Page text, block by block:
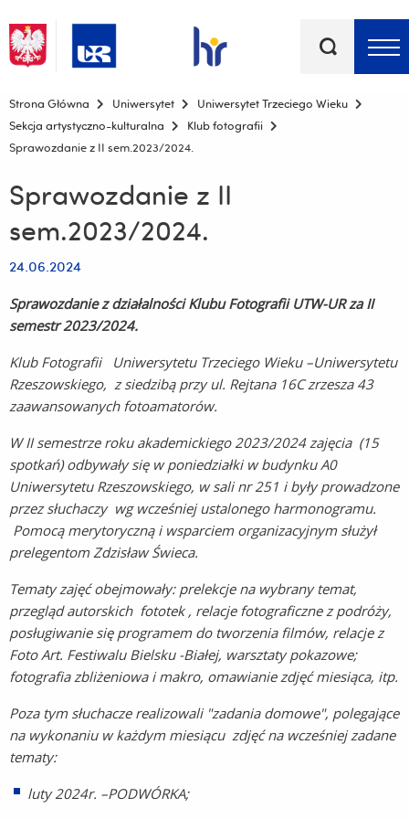
kluczowe
Menu - górna belka
Strona Główna Uniwersytet
Uniwersytet Trzeciego Wieku
Sekcja artystyczno-kulturalna
Klub fotografii
Sprawozdanie z II sem.2023/2024.
Sprawozdanie z II
sem.2023/2024.
24.06.2024
Sprawozdanie z działalności Klubu Fotografii UTW-URza II
semestr 2023/2024.
Klub Fotografii Uniwersytetu Trzeciego Wieku –Uniwersytetu
Rzeszowskiego, z siedzibą przy ul. Rejtana 16C zrzesza 43
zaawansowanych fotoamatorów.
W II semestrze roku akademickiego 2023/2024 zajęcia (15
spotkań) odbywały się w poniedziałki w budynku A0
Uniwersytetu Rzeszowskiego, w sali nr 251 i były prowadzone
przez słuchaczy wg wcześniej ustalonego harmonogramu.
Pomocą merytoryczną i wsparciem organizacyjnym służył
prelegentom Zdzisław Świeca.
Tematy zajęć obejmowały: prelekcje na wybrany temat,
przegląd autorskich fototek , relacje fotograficzne z podróży,
posługiwanie się programem do tworzenia filmów, relacje z
Foto Art. Festiwalu Bielsku -Białej, warsztaty pokazowe;
fotografia zbliżeniowa i makro, omawianie zdjęć miesiąca, itp.
Poza tym słuchacze realizowali "zadania domowe", polegające
na wykonaniu w każdym miesiącu zdjęć na wcześniejzadane
tematy:
luty 2024r. –PODWÓRKA;